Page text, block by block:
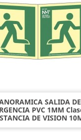
SALIDA DE
PVC 1MM
DE VISION
Vista rápida